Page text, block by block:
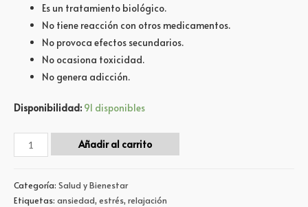
Es un tratamiento biológico.
No tiene reacción con otros medicamentos.
No provoca efectos secundarios.
No ocasiona toxicidad.
No genera adicción.
Disponibilidad: 91 disponibles
Añadir al carrito
Categoría: Salud y Bienestar
Etiquetas: ansiedad, estrés, relajación